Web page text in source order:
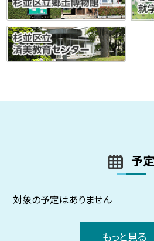
予定
対象の予定はありません
もっと見る